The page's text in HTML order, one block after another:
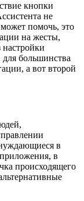
кнопки
не
помочь, это
на жесты,
большинства
а вот второй
в
в
происходящего